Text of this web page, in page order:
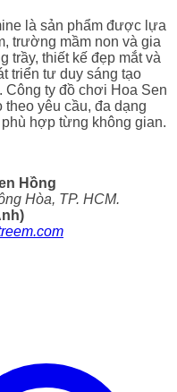
là sản phẩm được lựa
trường mầm non và gia
trầy, thiết kế đẹp mắt và
triển tư duy sáng tạo
Công ty đồ chơi Hoa Sen
yêu cầu, đa dạng
hợp từng không gian.
Hồng
Hòa, TP. HCM.